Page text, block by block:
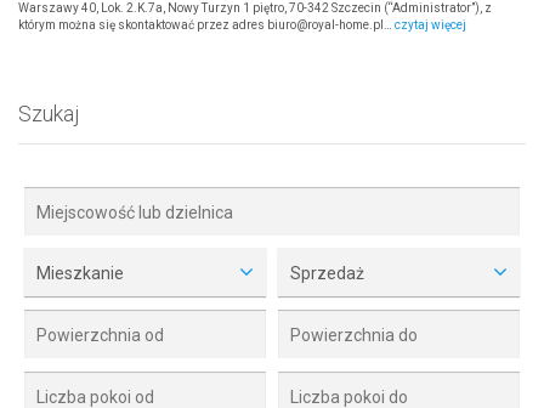
Warszawy 40, Lok. 2.K.7a, Nowy Turzyn 1 piętro, 70-342 Szczecin (“Administrator”), z
którym można się skontaktować przez adres biuro@royal-home.pl… czytaj więcej
Szukaj
Mieszkanie Sprzedaż